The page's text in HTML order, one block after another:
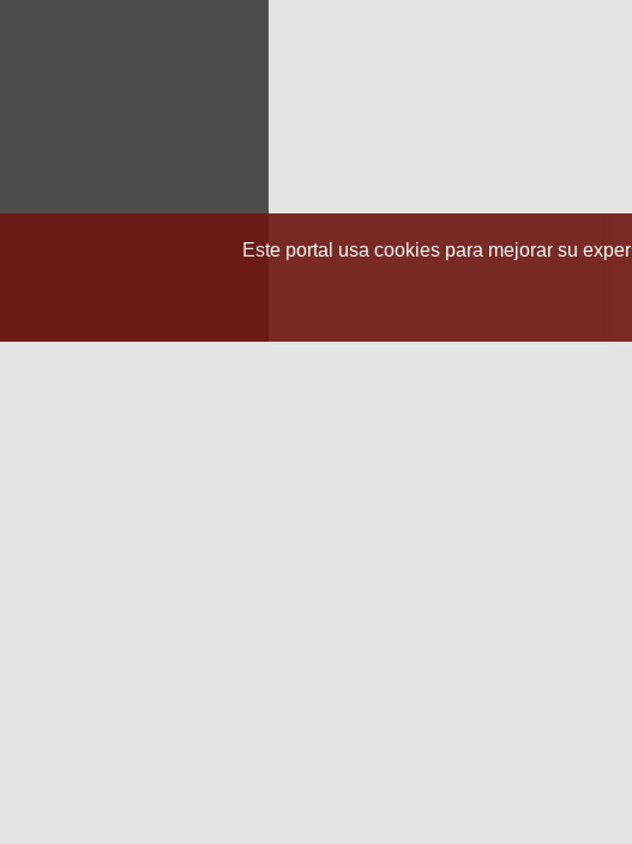
Este portal usa cookies para mejorar su